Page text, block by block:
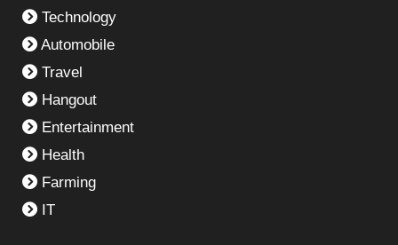
Technology
Automobile
Travel
Hangout
Entertainment
Health
Farming
IT